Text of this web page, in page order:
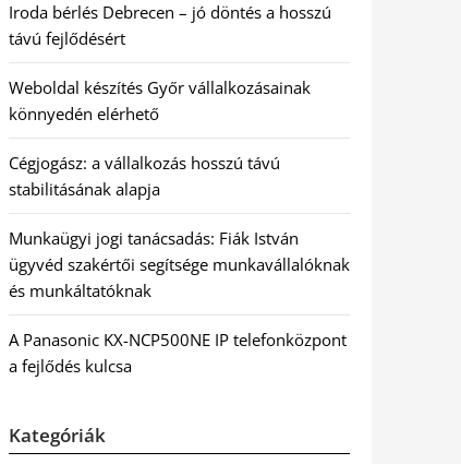
Iroda bérlés Debrecen – jó döntés a hosszú
távú fejlődésért
Weboldal készítés Győr vállalkozásainak
könnyedén elérhető
Cégjogász: a vállalkozás hosszú távú
stabilitásának alapja
Munkaügyi jogi tanácsadás: Fiák István
ügyvéd szakértői segítsége munkavállalóknak
és munkáltatóknak
A Panasonic KX-NCP500NE IP telefonközpont
a fejlődés kulcsa
Kategóriák